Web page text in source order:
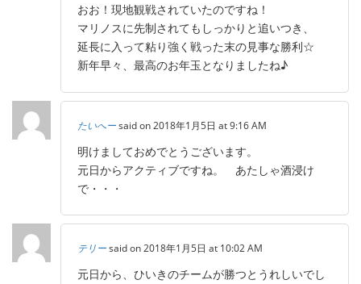
おお！現地観戦されていたのですね！
マリノスに先制されてもしっかりと追いつき、
延長に入って粘り強く戦った末の見事な勝利☆
新年早々、最高のお年玉となりましたね♪
たいへーsaid on 2018年1月5日 at 9:16 AM
明けましておめでとうございます。
元日からアクティブですね。 あたしゃ酒浸け
で・・・
テリーsaid on 2018年1月5日 at 10:02 AM
元日から、ひいきのチームが勝つとうれしいでし